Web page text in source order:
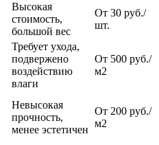
Высокая
стоимость,
большой вес
От 30 руб./
шт.
Требует ухода,
подвержено
воздействию
влаги
От 500 руб./
м2
Невысокая
прочность,
менее эстетичен
От 200 руб./
м2